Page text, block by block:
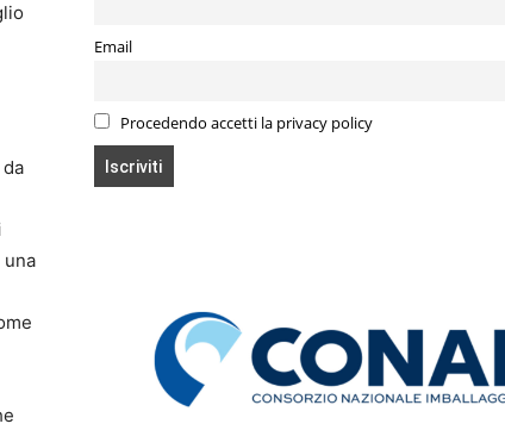
Email
Procedendo accetti la privacy policy